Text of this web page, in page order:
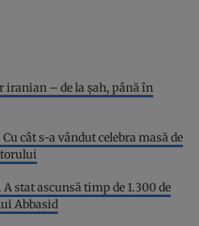
– de la șah, până în
cât s-a vândut celebra masă de
A stat ascunsă timp de 1.300 de
Abbasid